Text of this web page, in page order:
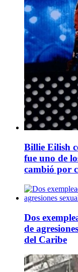
Billie Eilish
fue uno de
cambió por
Dos
de
del Caribe